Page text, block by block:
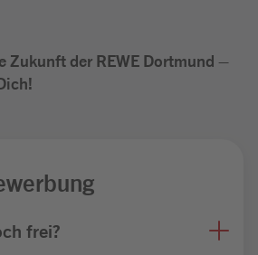
Zukunft der REWE Dortmund –
frei?